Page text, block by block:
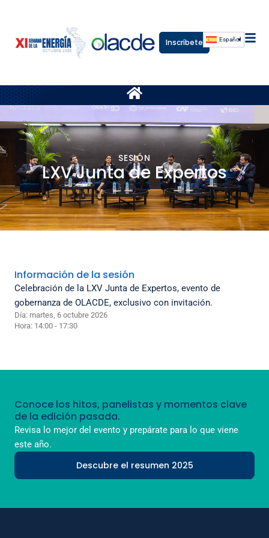
Inscríbete Español
SESIÓN
LXV Junta de Expertos
Información de la sesión
Celebración de la LXV Junta de Expertos, evento de
gobernanza de OLACDE, exclusivo con invitación.
Día: martes, 6 octubre 2026
Hora: 14:00 - 17:30
Conoce los hitos, panelistas y momentos clave
de la edición pasada.
Revisa lo mejor del evento y prepárate para lo que viene
este año.
Descubre el resumen 2025